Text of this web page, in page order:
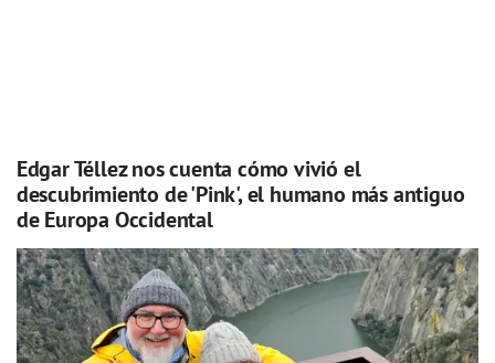
Edgar Téllez nos cuenta cómo vivió el
descubrimiento de 'Pink', el humano más antiguo
de Europa Occidental